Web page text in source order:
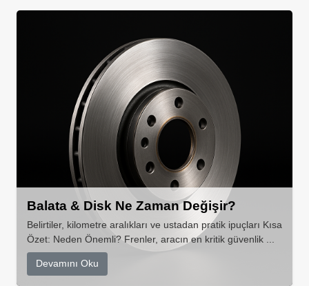
Balata & Disk Ne Zaman Değişir?
Belirtiler, kilometre aralıkları ve ustadan pratik ipuçları Kısa
Özet: Neden Önemli? Frenler, aracın en kritik güvenlik ...
Devamını Oku